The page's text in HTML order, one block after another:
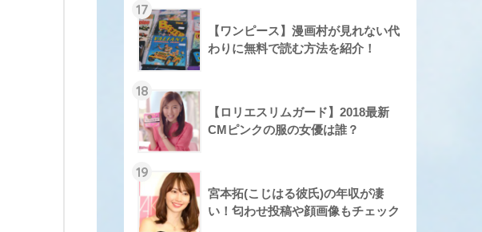
17
【ワンピース】漫画村が見れない代
わりに無料で読む方法を紹介！
18
【ロリエスリムガード】2018最新
CMピンクの服の女優は誰？
19
宮本拓(こじはる彼氏)の年収が凄
い！匂わせ投稿や顔画像もチェック